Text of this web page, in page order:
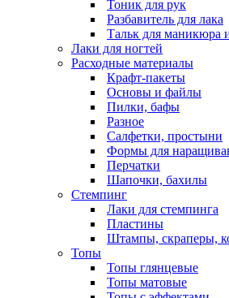
Тоник для рук
Разбавитель для лака
Тальк для маникюра
Лаки для ногтей
Расходные материалы
Крафт-пакеты
Основы и файлы
Пилки, бафы
Разное
Салфетки, простыни
Формы для
Перчатки
Шапочки, бахилы
Стемпинг
Лаки для стемпинга
Пластины
Штампы, скраперы,
Топы
Топы глянцевые
Топы матовые